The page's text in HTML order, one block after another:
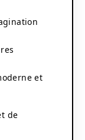
et
de